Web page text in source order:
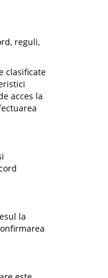
reguli,
clasificate
acces la
la